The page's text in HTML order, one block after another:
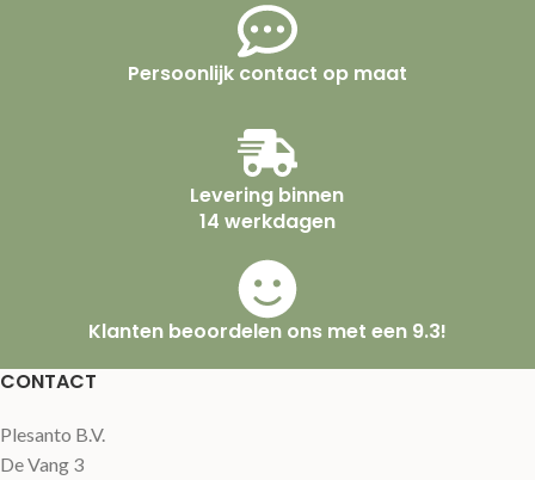
Persoonlijk contact op maat
Levering binnen
14 werkdagen
Klanten beoordelen ons met een 9.3!
CONTACT
Plesanto B.V.
De Vang 3